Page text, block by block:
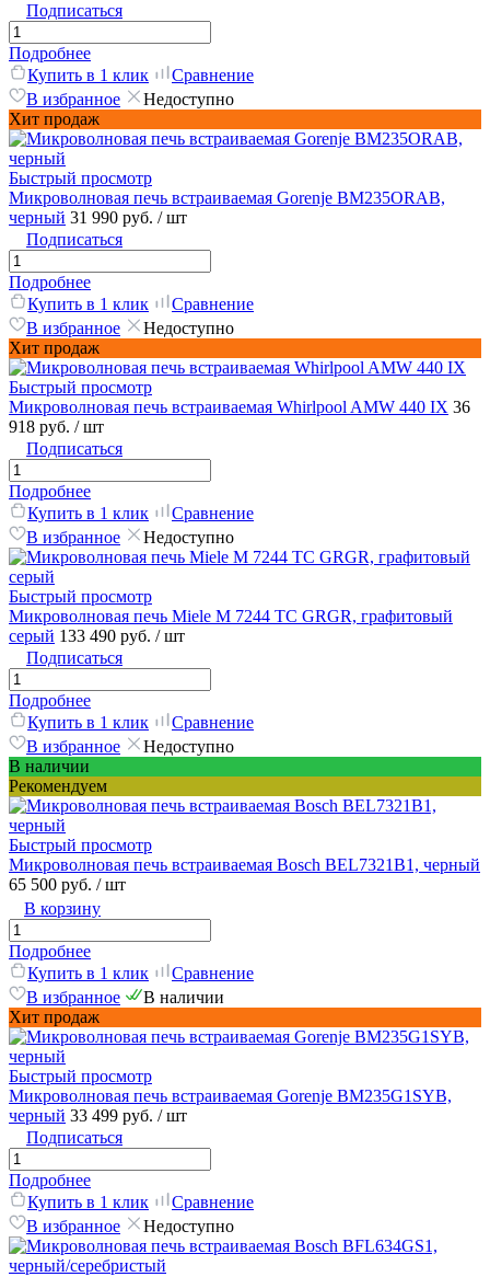
Подписаться
Подробнее
Купить в 1 клик
Сравнение
В избранное
Недоступно
Хит продаж
Быстрый просмотр
Микроволновая печь встраиваемая Gorenje BM235ORAB,
черный 31 990 руб. / шт
Подписаться
Подробнее
Купить в 1 клик
Сравнение
В избранное
Недоступно
Хит продаж
Быстрый просмотр
Микроволновая печь встраиваемая Whirlpool AMW 440 IX 36
918 руб. / шт
Подписаться
Подробнее
Купить в 1 клик
Сравнение
В избранное
Недоступно
Быстрый просмотр
Микроволновая печь Miele M 7244 TC GRGR, графитовый
серый 133 490 руб. / шт
Подписаться
Подробнее
Купить в 1 клик
Сравнение
В избранное
Недоступно
В наличии
Рекомендуем
Быстрый просмотр
Микроволновая печь встраиваемая Bosch BEL7321B1, черный
65 500 руб. / шт
В корзину
Подробнее
Купить в 1 клик
Сравнение
В избранное
В наличии
Хит продаж
Быстрый просмотр
Микроволновая печь встраиваемая Gorenje BM235G1SYB,
черный 33 499 руб. / шт
Подписаться
Подробнее
Купить в 1 клик
Сравнение
В избранное
Недоступно